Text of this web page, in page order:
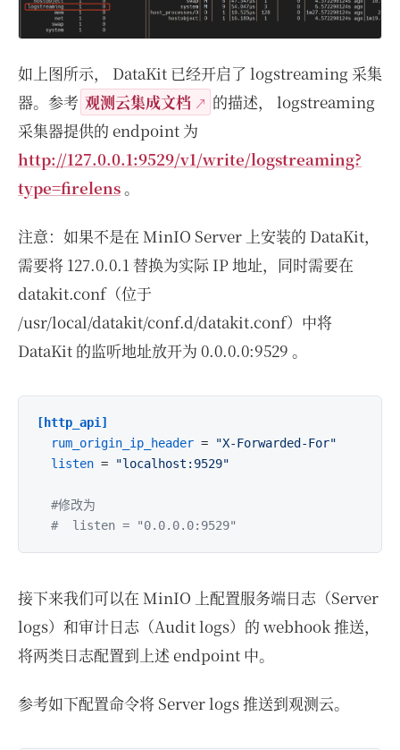
如上图所示， DataKit 已经开启了 logstreaming 采集
器。参考 观测云集成文档
的描述， logstreaming
采集器提供的 endpoint 为
http://127.0.0.1:9529/v1/write/logstreaming?
type=firelens 。
注意：如果不是在 MinIO Server 上安装的 DataKit，
需要将 127.0.0.1 替换为实际 IP 地址，同时需要在
datakit.conf（位于
/usr/local/datakit/conf.d/datakit.conf）中将
DataKit 的监听地址放开为 0.0.0.0:9529 。
[http_api]
rum_origin_ip_header =
"X-Forwarded-For"
listen = "localhost:9529"
#修改为
#  listen = "0.0.0.0:9529"
接下来我们可以在 MinIO 上配置服务端日志（Server
logs）和审计日志（Audit logs）的 webhook 推送，
将两类日志配置到上述 endpoint 中。
参考如下配置命令将 Server logs 推送到观测云。